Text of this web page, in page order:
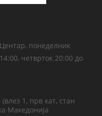
понеделник
четврток 20:00 до
1, прв кат, стан
Македонија